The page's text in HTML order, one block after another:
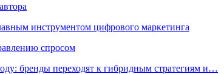
инструментом цифрового маркетинга
спросом
бренды переходят к гибридным стратегиям и…